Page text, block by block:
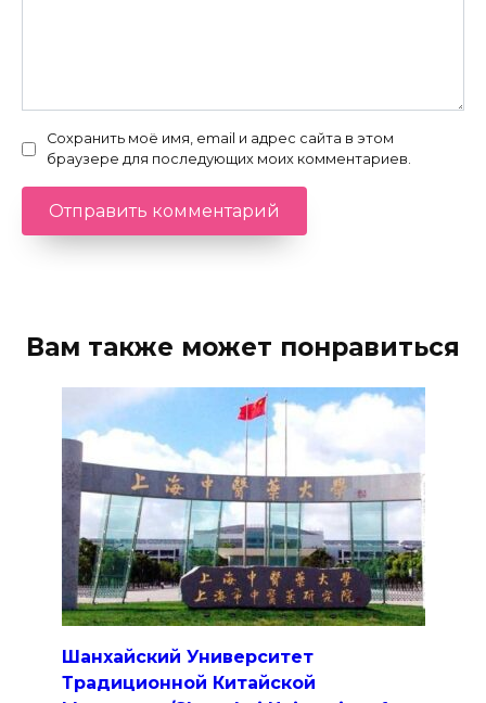
Сохранить моё имя, email и адрес сайта в этом
браузере для последующих моих комментариев.
Вам также может понравиться
Шанхайский Университет
Традиционной Китайской